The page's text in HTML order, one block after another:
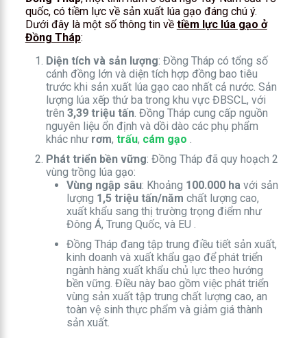
quốc, có tiềm lực về sản xuất lúa gạo đáng chú ý.
Dưới đây là một số thông tin về tiềm lực lúa gạo ở
Đồng Tháp:
Diện tích và sản lượng: Đồng Tháp có tổng số
cánh đồng lớn và diện tích hợp đồng bao tiêu
trước khi sản xuất lúa gạo cao nhất cả nước. Sản
lượng lúa xếp thứ ba trong khu vực ĐBSCL, với
trên 3,39 triệu tấn. Đồng Tháp cung cấp nguồn
nguyên liệu ổn định và dồi dào các phụ phẩm
khác như rơm, trấu, cám gạo .
Phát triển bền vững: Đồng Tháp đã quy hoạch 2
vùng trồng lúa gạo:
Vùng ngập sâu: Khoảng 100.000 havới sản
lượng 1,5 triệu tấn/năm chất lượng cao,
xuất khẩu sang thị trường trọng điểm như
Đông Á, Trung Quốc, và EU .
Đồng Tháp đang tập trung điều tiết sản xuất,
kinh doanh và xuất khẩu gạo để phát triển
ngành hàng xuất khẩu chủ lực theo hướng
bền vững. Điều này bao gồm việc phát triển
vùng sản xuất tập trung chất lượng cao, an
toàn vệ sinh thực phẩm và giảm giá thành
sản xuất.